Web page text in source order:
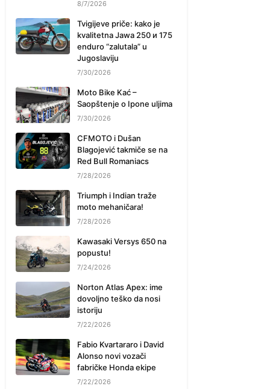
8/7/2026
Tvigijeve priče: kako je
kvalitetna Jawa 250 и 175
enduro “zalutala” u
Jugoslaviju
7/30/2026
Moto Bike Kać –
Saopštenje o Ipone uljima
7/30/2026
CFMOTO i Dušan
Blagojević takmiče se na
Red Bull Romaniacs
7/28/2026
Triumph i Indian traže
moto mehaničara!
7/28/2026
Kawasaki Versys 650 na
popustu!
7/24/2026
Norton Atlas Apex: ime
dovoljno teško da nosi
istoriju
7/22/2026
Fabio Kvartararo i David
Alonso novi vozači
fabričke Honda ekipe
7/22/2026